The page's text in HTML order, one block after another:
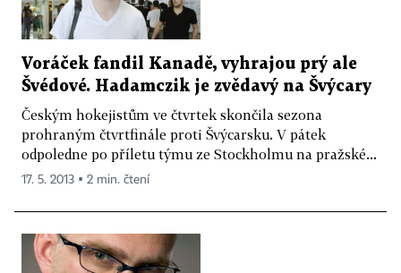
Voráček fandil Kanadě, vyhrajou prý ale
Švédové. Hadamczik je zvědavý na Švýcary
Českým hokejistům ve čtvrtek skončila sezona
prohraným čtvrtfinále proti Švýcarsku. V pátek
odpoledne po příletu týmu ze Stockholmu na pražské...
17. 5. 2013 ▪ 2 min. čtení